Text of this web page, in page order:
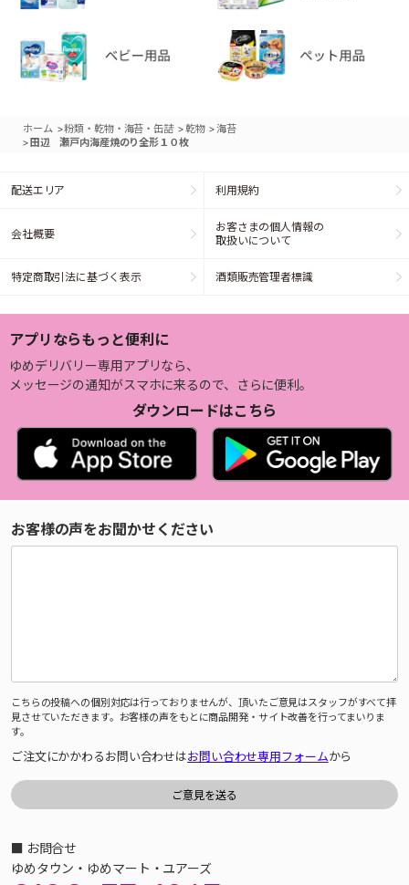
ホーム >粉類・乾物・海苔・缶詰 >乾物 >海苔
> 田辺 瀬戸内海産焼のり全形１０枚
配送エリア 利用規約
会社概要
お客さまの個人情報の
取扱いについて
特定商取引法に基づく表示 酒類販売管理者標識
アプリならもっと便利に
ゆめデリバリー専用アプリなら、
メッセージの通知がスマホに来るので、さらに便利。
ダウンロードはこちら
お客様の声をお聞かせください
こちらの投稿への個別対応は行っておりませんが、頂いたご意見はスタッフがすべて拝
見させていただきます。お客様の声をもとに商品開発・サイト改善を行ってまいりま
す。
ご注文にかかわるお問い合わせはお問い合わせ専用フォームから
■ お問合せ
ゆめタウン・ゆめマート・ユアーズ